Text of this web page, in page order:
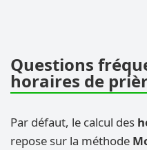
Questions
horaires de
Par défaut, le calcul des
repose sur la méthode